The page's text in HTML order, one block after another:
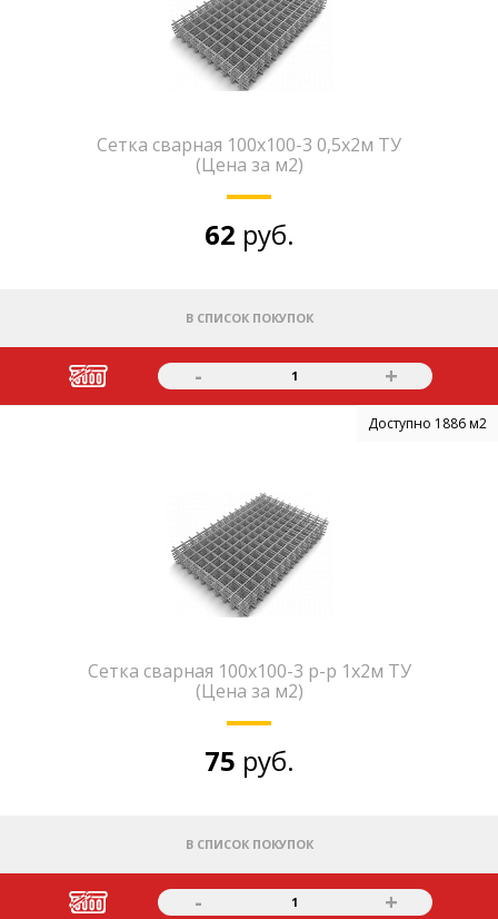
Сетка сварная 100х100-3 0,5х2м ТУ
(Цена за м2)
62 руб.
В СПИСОК ПОКУПОК
- 1 +
Доступно 1886 м2
Сетка сварная 100х100-3 р-р 1х2м ТУ
(Цена за м2)
75 руб.
В СПИСОК ПОКУПОК
- 1 +